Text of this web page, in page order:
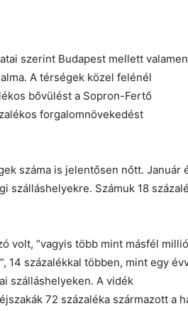
szerint Budapest mellett
A térségek közel felénél
bővülést a Sopron-Fertő
forgalomnövekedést
száma is jelentősen nőtt. Január
szálláshelyekre. Számuk 18
volt, “vagyis több mint másfél millió
14 százalékkal többen, mint egy
szálláshelyeken. A vidék
72 százaléka származott a